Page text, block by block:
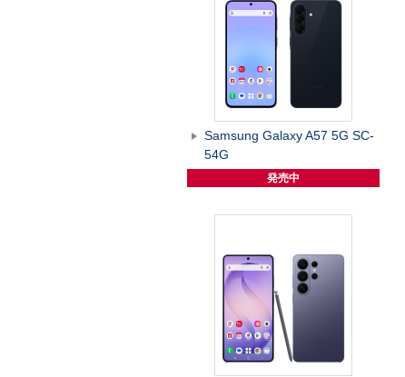
Samsung Galaxy A57 5G SC-
54G
発売中